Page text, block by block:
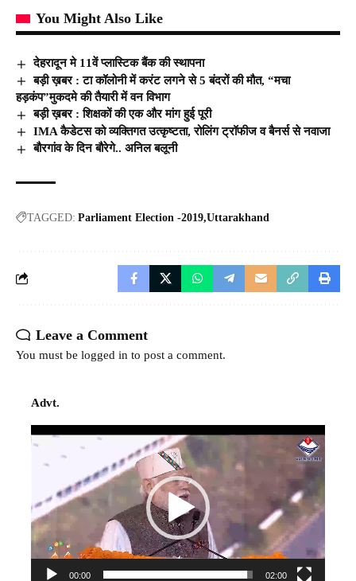
You Might Also Like
देहरादून मे 11वें प्लास्टिक बैंक की स्थापना
बड़ी ख़बर : टा कॉलोनी में करंट लगने से 5 बंदरों की मौत, “मचा
हड़कंप”मुकदमे की तैयारी में वन विभाग
बड़ी ख़बर : शिक्षकों की एक और मांग हुई पूरी
IMA कैडेटस को व्यक्तिगत उत्कृष्टता, रोलिंग ट्रॉफीज व बैनर्स से नवाजा
बौरगांव के दिन बौरेगे.. अनिल बलूनी
TAGGED: Parliament Election -2019 Uttarakhand
Leave a Comment
You must be logged in to post a comment.
Advt.
Video
00:00 02:00